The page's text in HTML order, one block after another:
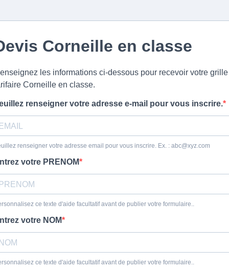
Corneille en classe
les informations ci-dessous pour recevoir votre grille
Corneille en classe.
renseigner votre adresse e-mail pour vous inscrire.
renseigner votre adresse email pour vous inscrire. Ex. : abc@xyz.com
votre PRENOM
ce texte d'aide facultatif avant de publier votre formulaire..
votre NOM
ce texte d'aide facultatif avant de publier votre formulaire..